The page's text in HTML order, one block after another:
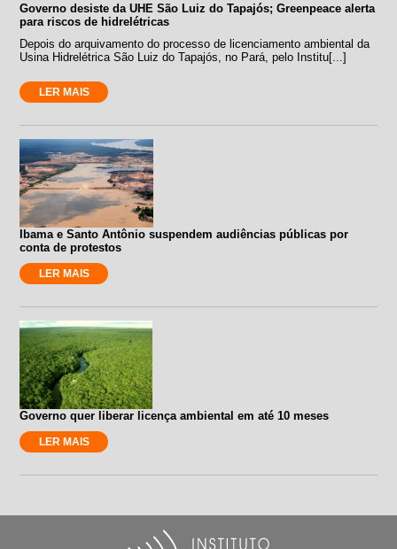
Governo desiste da UHE São Luiz do Tapajós; Greenpeace alerta
para riscos de hidrelétricas
Depois do arquivamento do processo de licenciamento ambiental da
Usina Hidrelétrica São Luiz do Tapajós, no Pará, pelo Institu[...]
LER MAIS
Ibama e Santo Antônio suspendem audiências públicas por
conta de protestos
LER MAIS
Governo quer liberar licença ambiental em até 10 meses
LER MAIS